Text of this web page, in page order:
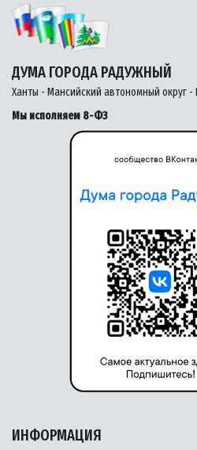
ДУМА ГОРОДА РАДУЖНЫЙ
Ханты - Мансийский автономный округ -
Мы исполняем 8-ФЗ
ИНФОРМАЦИЯ